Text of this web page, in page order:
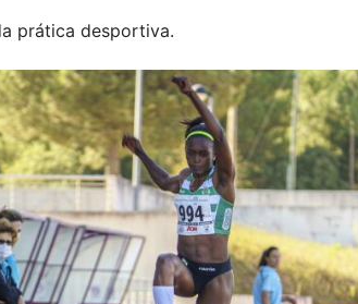
prática desportiva.